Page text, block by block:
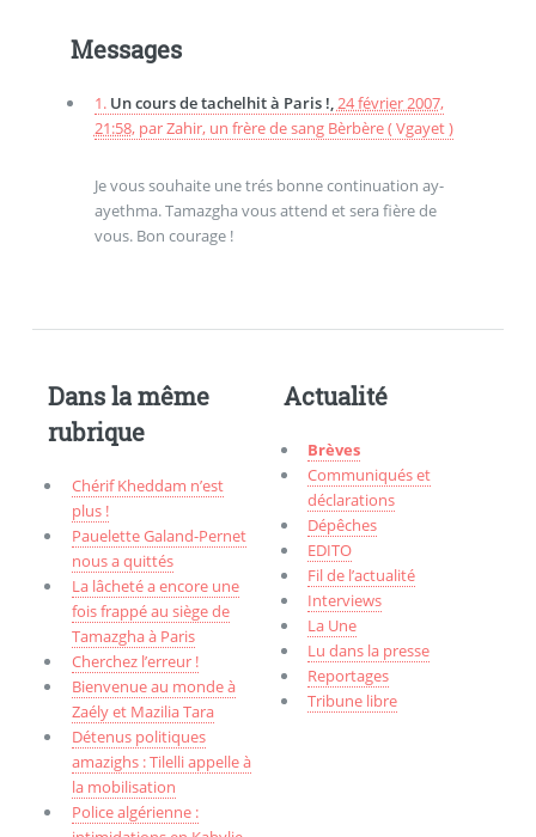
Messages
1. Un cours de tachelhit à Paris !,24 février 2007,
21:58, parZahir, un frère de sang Bèrbère ( Vgayet )
Je vous souhaite une trés bonne continuation ay-
ayethma. Tamazgha vous attend et sera fière de
vous. Bon courage !
Dans la même
rubrique
Chérif Kheddam n’est
plus !
Pauelette Galand-Pernet
nous a quittés
La lâcheté a encore une
fois frappé au siège de
Tamazgha à Paris
Cherchez l’erreur !
Bienvenue au monde à
Zaély et Mazilia Tara
Détenus politiques
amazighs : Tilelli appelle à
la mobilisation
Police algérienne :
Actualité
Brèves
Communiqués et
déclarations
Dépêches
EDITO
Fil de l’actualité
Interviews
La Une
Lu dans la presse
Reportages
Tribune libre